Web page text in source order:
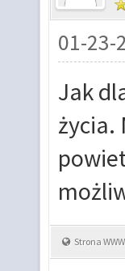
01-23-
Jak
życia.
Strona WWW